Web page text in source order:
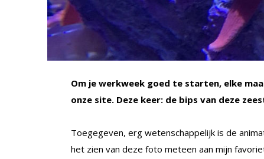
Om je werkweek goed te starten, elke
onze site. Deze keer: de bips van deze
Toegegeven, erg wetenschappelijk is de
het zien van deze foto meteen aan mijn